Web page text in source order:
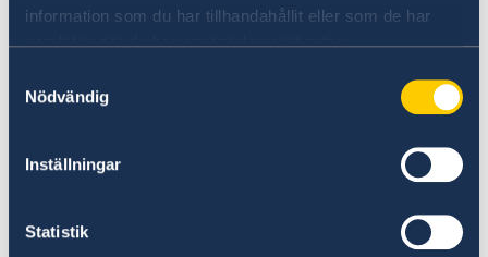
information som du har tillhandahållit eller som de har
samlat in när du har använt deras tjänster.
Nödvändig
Inställningar
Statistik
- Zhvillimi i qëndrueshëm ndaj mjedisit dhe
burimeve natyrore;